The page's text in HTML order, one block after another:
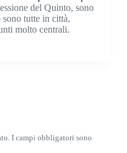
del Quinto, sono
tutte in città,
molto centrali.
I campi obbligatori sono